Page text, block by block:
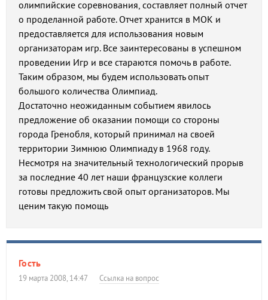
олимпийские соревнования, составляет полный отчет
о проделанной работе. Отчет хранится в МОК и
предоставляется для использования новым
организаторам игр. Все заинтересованы в успешном
проведении Игр и все стараются помочь в работе.
Таким образом, мы будем использовать опыт
большого количества Олимпиад.
Достаточно неожиданным событием явилось
предложение об оказании помощи со стороны
города Гренобля, который принимал на своей
территории Зимнюю Олимпиаду в 1968 году.
Несмотря на значительный технологический прорыв
за последние 40 лет наши французские коллеги
готовы предложить свой опыт организаторов. Мы
ценим такую помощь
Гость
19 марта 2008, 14:47 Ссылка на вопрос